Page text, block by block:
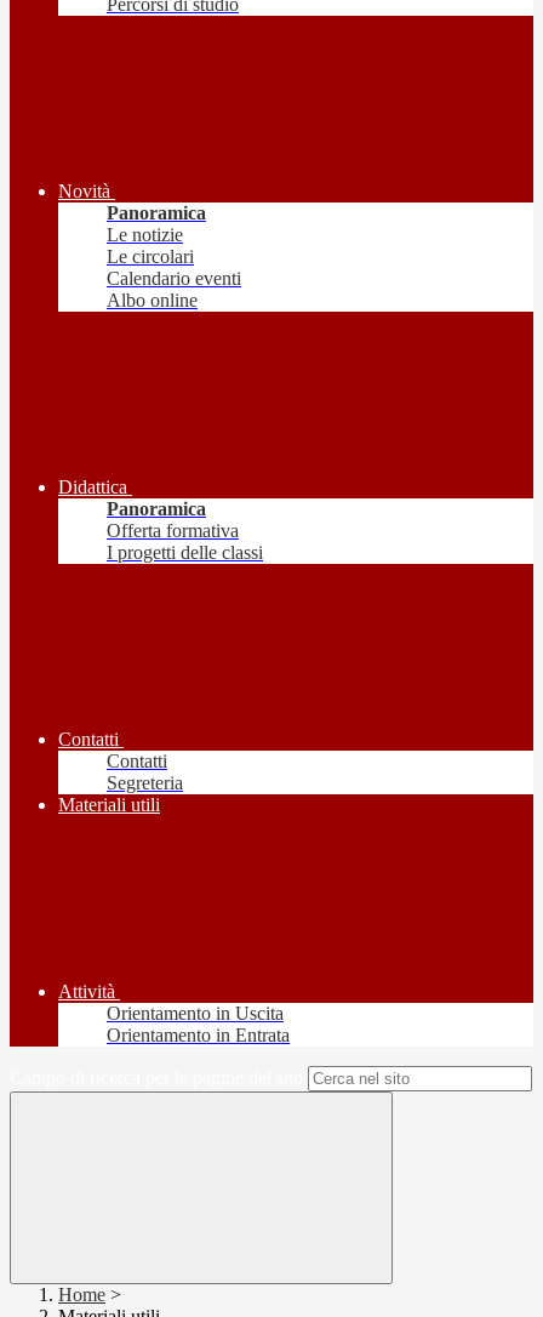
Percorsi di studio
Novità
Panoramica
Le notizie
Le circolari
Calendario eventi
Albo online
Didattica
Panoramica
Offerta formativa
I progetti delle classi
Contatti
Contatti
Segreteria
Materiali utili
Attività
Orientamento in Uscita
Orientamento in Entrata
Home >